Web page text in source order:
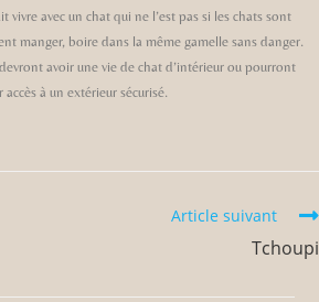
vivre avec un chat qui ne l’est pas si les chats sont
manger, boire dans la même gamelle sans danger.
avoir une vie de chat d’intérieur ou pourront
accès à un extérieur sécurisé.
Article suivant
Tchoupi